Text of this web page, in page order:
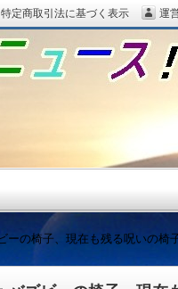
ーの椅子、現在も残る呪いの椅
特定商取引法に基づく表示 運